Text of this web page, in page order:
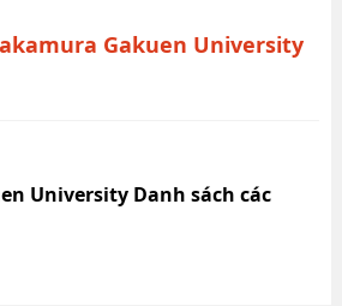
Gakuen University
University Danh sách các